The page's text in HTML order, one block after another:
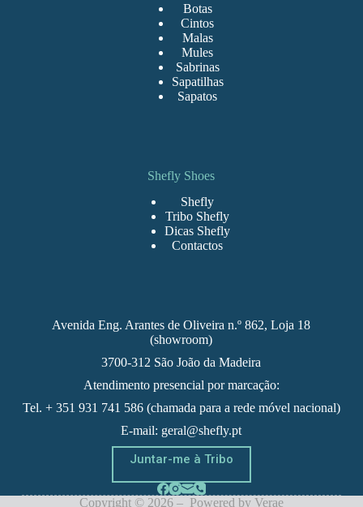
Botas
Cintos
Malas
Mules
Sabrinas
Sapatilhas
Sapatos
Shefly Shoes
Shefly
Tribo Shefly
Dicas Shefly
Contactos
Avenida Eng. Arantes de Oliveira n.º 862, Loja 18
(showroom)
3700-312 São João da Madeira
Atendimento presencial por marcação:
Tel. + 351 931 741 586 (chamada para a rede móvel nacional)
E-mail: geral@shefly.pt
Juntar-me à Tribo
Copyright © 2026 – Powered by Verae